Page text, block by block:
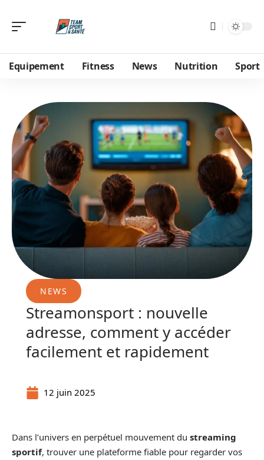
Equipement Fitness News Nutrition Sport
NEWS
Streamonsport : nouvelle
adresse, comment y accéder
facilement et rapidement
12 juin 2025
Dans l’univers en perpétuel mouvement du streaming
sportif, trouver une plateforme fiable pour regarder vos